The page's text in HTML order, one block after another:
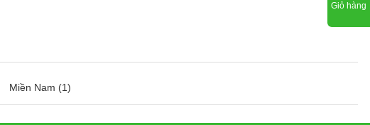
Miền Nam (1)
Giỏ hàng